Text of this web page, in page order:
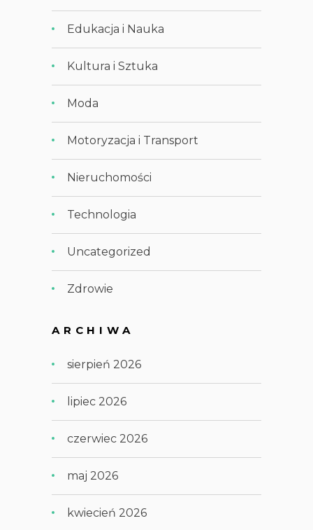
Edukacja i Nauka
Kultura i Sztuka
Moda
Motoryzacja i Transport
Nieruchomości
Technologia
Uncategorized
Zdrowie
ARCHIWA
sierpień 2026
lipiec 2026
czerwiec 2026
maj 2026
kwiecień 2026